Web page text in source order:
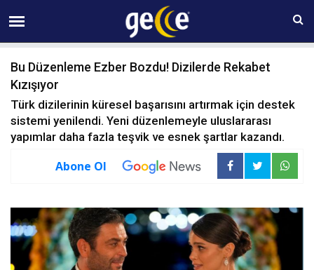
07 AĞUSTOS Cuma 11:30
Bu Düzenleme Ezber Bozdu! Dizilerde Rekabet
Kızışıyor
Türk dizilerinin küresel başarısını artırmak için destek
sistemi yenilendi. Yeni düzenlemeyle uluslararası
yapımlar daha fazla teşvik ve esnek şartlar kazandı.
Abone Ol